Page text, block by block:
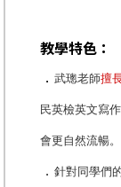
教學特色：
．武璁老師擅
民英檢英文寫
會更自然流暢。
．針對同學們